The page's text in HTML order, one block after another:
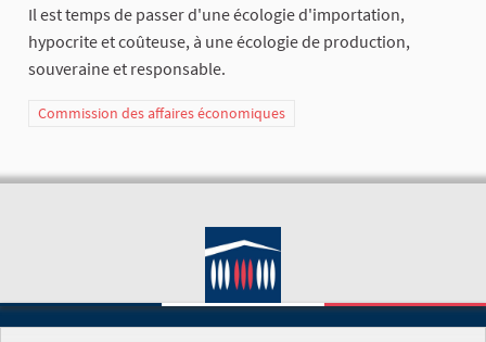
​Il est temps de passer d'une écologie d'importation,
hypocrite et coûteuse, à une écologie de production,
souveraine et responsable.
Commission des affaires économiques